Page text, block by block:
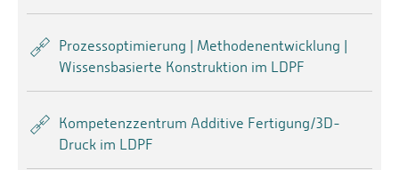
Prozessoptimierung | Methodenentwicklung |
Wissensbasierte Konstruktion im LDPF
Kompetenzzentrum Additive Fertigung/3D-
Druck im LDPF